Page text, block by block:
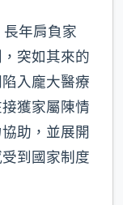
年肩負家
突如其來的
入龐大醫療
獲家屬陳情
助，並展開
到國家制度